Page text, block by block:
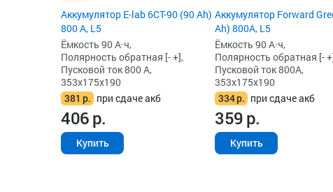
Аккумулятор E-lab 6СТ-90 (90 Ah)
800 А, L5
Ёмкость 90 А·ч,
Полярность обратная [- +],
Пусковой ток 800 А,
353x175x190
381 р. при сдаче акб
406р.
Купить
Аккумулятор Forward
Ah) 800А, L5
Ёмкость 90 А·ч,
Полярность обратная [-
Пусковой ток 800А,
353x175x190
334р. при сдаче акб
359р.
Купить